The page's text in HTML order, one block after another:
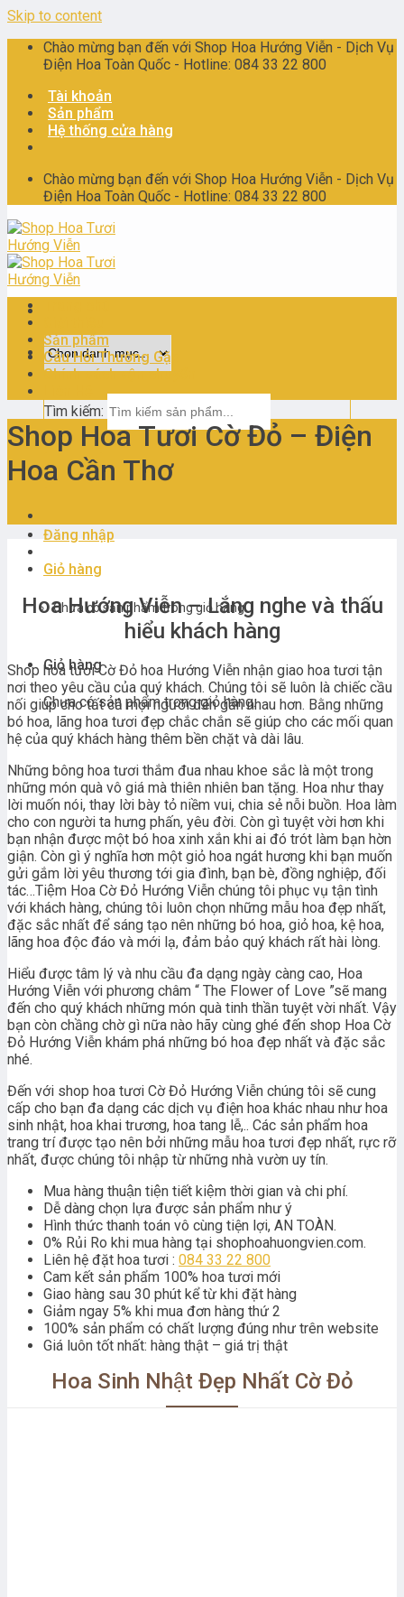
Skip to content
Chào mừng bạn đến với Shop Hoa Hướng Viễn - Dịch Vụ
Điện Hoa Toàn Quốc - Hotline: 084 33 22 800
Tài khoản
Sản phẩm
Hệ thống cửa hàng
Chào mừng bạn đến với Shop Hoa Hướng Viễn - Dịch Vụ
Điện Hoa Toàn Quốc - Hotline: 084 33 22 800
Tìm kiếm:
Đăng nhập
Giỏ hàng
Chưa có sản phẩm trong giỏ hàng.
Giỏ hàng
Chưa có sản phẩm trong giỏ hàng.
Sản phẩm
Câu Hỏi Thường Gặp
Chính sách vận chuyển
Shop Hoa Tươi Cờ Đỏ – Điện
Hoa Cần Thơ
Hoa Hướng Viễn – Lắng nghe và thấu
hiểu khách hàng
Shop hoa tươi Cờ Đỏ hoa Hướng Viễn nhận giao hoa tươi tận
nơi theo yêu cầu của quý khách. Chúng tôi sẽ luôn là chiếc cầu
nối giúp cho tất cả mọi người đến gần nhau hơn. Bằng những
bó hoa, lãng hoa tươi đẹp chắc chắn sẽ giúp cho các mối quan
hệ của quý khách hàng thêm bền chặt và dài lâu.
Những bông hoa tươi thắm đua nhau khoe sắc là một trong
những món quà vô giá mà thiên nhiên ban tặng. Hoa như thay
lời muốn nói, thay lời bày tỏ niềm vui, chia sẻ nỗi buồn. Hoa làm
cho con người ta hưng phấn, yêu đời. Còn gì tuyệt vời hơn khi
bạn nhận được một bó hoa xinh xắn khi ai đó trót làm bạn hờn
giận. Còn gì ý nghĩa hơn một giỏ hoa ngát hương khi bạn muốn
gửi gắm lời yêu thương tới gia đình, bạn bè, đồng nghiệp, đối
tác…Tiệm Hoa Cờ Đỏ Hướng Viễn chúng tôi phục vụ tận tình
với khách hàng, chúng tôi luôn chọn những mẫu hoa đẹp nhất,
đặc sắc nhất để sáng tạo nên những bó hoa, giỏ hoa, kệ hoa,
lãng hoa độc đáo và mới lạ, đảm bảo quý khách rất hài lòng.
Hiểu được tâm lý và nhu cầu đa dạng ngày càng cao, Hoa
Hướng Viễn với phương châm “ The Flower of Love ”sẽ mang
đến cho quý khách những món quà tinh thần tuyệt vời nhất. Vậy
bạn còn chầng chờ gì nữa nào hãy cùng ghé đến shop Hoa Cờ
Đỏ Hướng Viễn khám phá những bó hoa đẹp nhất và đặc sắc
nhé.
Đến với shop hoa tươi Cờ Đỏ Hướng Viễn chúng tôi sẽ cung
cấp cho bạn đa dạng các dịch vụ điện hoa khác nhau như hoa
sinh nhật, hoa khai trương, hoa tang lễ,.. Các sản phẩm hoa
trang trí được tạo nên bởi những mẫu hoa tươi đẹp nhất, rực rỡ
nhất, được chúng tôi nhập từ những nhà vườn uy tín.
Mua hàng thuận tiện tiết kiệm thời gian và chi phí.
Dễ dàng chọn lựa được sản phẩm như ý
Hình thức thanh toán vô cùng tiện lợi, AN TOÀN.
0% Rủi Ro khi mua hàng tại shophoahuongvien.com.
Liên hệ đặt hoa tươi : 084 33 22 800
Cam kết sản phẩm 100% hoa tươi mới
Giao hàng sau 30 phút kể từ khi đặt hàng
Giảm ngay 5% khi mua đơn hàng thứ 2
100% sản phẩm có chất lượng đúng như trên website
Giá luôn tốt nhất: hàng thật – giá trị thật
Hoa Sinh Nhật Đẹp Nhất Cờ Đỏ